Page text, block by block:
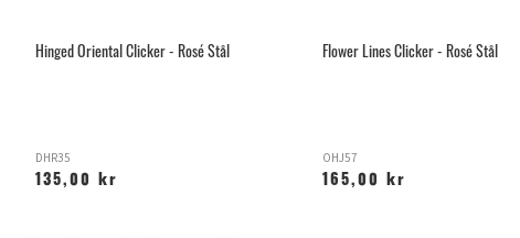
Hinged Oriental Clicker - Rosé Stål
DHR35
135,00 kr
Flower Lines Clicker - Rosé Stål
OHJ57
165,00 kr